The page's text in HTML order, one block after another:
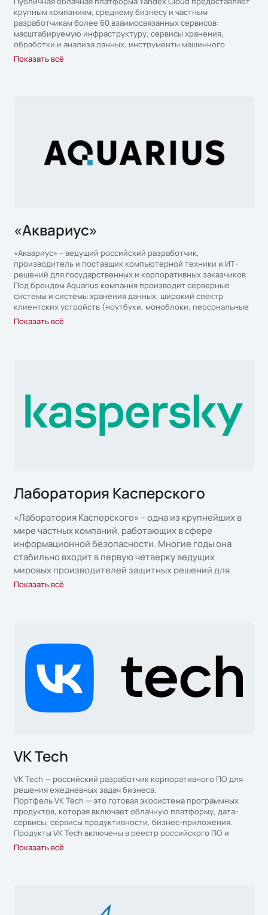
крупным компаниям, среднему бизнесу и частным
разработчикам более 60 взаимосвязанных сервисов:
масштабируемую инфраструктуру, сервисы хранения,
обработки и анализа данных, инструменты машинного
обучения и средства разработки.
Показать всё
«Аквариус»
«Аквариус» – ведущий российский разработчик,
производитель и поставщик компьютерной техники и ИТ-
решений для государственных и корпоративных заказчиков.
Под брендом Aquarius компания производит серверные
системы и системы хранения данных, широкий спектр
клиентских устройств (ноутбуки, моноблоки, персональные
компьютеры, рабочие станции, тонкие клиенты,
оперативной реализации крупных ИТ-проектов
федерального масштаба.
Показать всё
Лаборатория Касперского
«Лаборатория Касперского» – одна из крупнейших в
мире частных компаний, работающих в сфере
информационной безопасности. Многие годы она
стабильно входит в первую четверку ведущих
мировых производителей защитных решений для
пользователей конечных устройств.
Показать всё
VK Tech
VK Tech — российский разработчик корпоративного ПО для
решения ежедневных задач бизнеса.
Портфель VK Tech — это готовая экосистема программных
продуктов, которая включает облачную платформу, дата-
сервисы, сервисы продуктивности, бизнес-приложения.
Продукты VK Tech включены в реестр российского ПО и
соответствуют требованиям ФСТЭК, поставляются в формате
лицензий (On-Premise) и по подписке (On-Cloud), что делает
Показать всё